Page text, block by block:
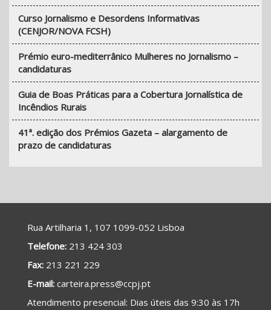
Curso Jornalismo e Desordens Informativas
(CENJOR/NOVA FCSH)
Prémio euro-mediterrânico Mulheres no Jornalismo –
candidaturas
Guia de Boas Práticas para a Cobertura Jornalística de
Incêndios Rurais
41ª. edição dos Prémios Gazeta – alargamento de
prazo de candidaturas
Rua Artilharia 1, 107 1099-052 Lisboa
Telefone: 213 424 303
Fax: 213 221 229
E-mail: carteira.press@ccpj.pt
Atendimento presencial: Dias úteis das 9:30 às 17h